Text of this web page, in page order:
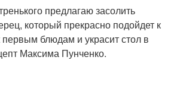
предлагаю засолить
который прекрасно подойдет к
блюдам и украсит стол в
Максима Пунченко.